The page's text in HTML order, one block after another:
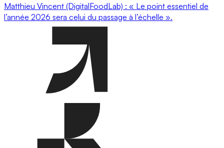
Matthieu Vincent (DigitalFoodLab) : « Le point essentiel de
l’année 2026 sera celui du passage à l’échelle ».